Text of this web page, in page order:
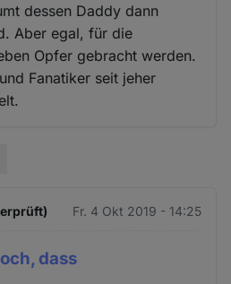
dessen Daddy dann
Aber egal, für die
Opfer gebracht werden.
Fanatiker seit jeher
Fr. 4 Okt 2019 - 14:25
dass